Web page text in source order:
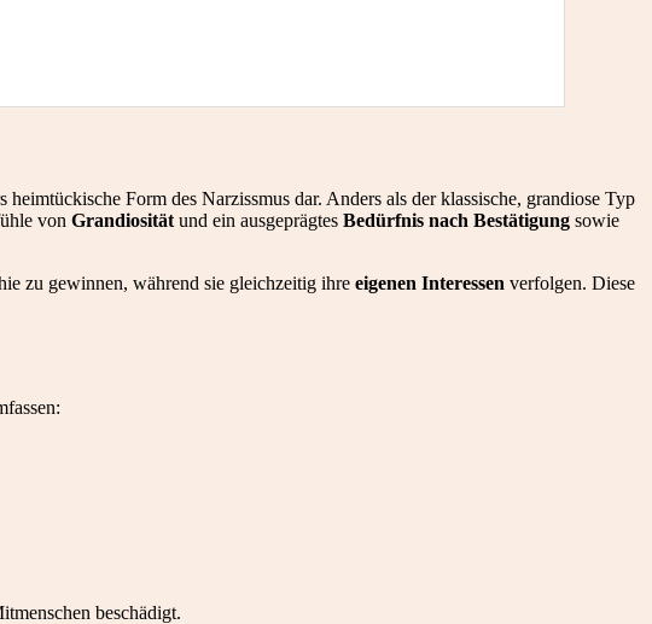
heimtückische Form des Narzissmus dar. Anders als der klassische, grandiose Typ
von Grandiosität und ein ausgeprägtes Bedürfnis nach Bestätigung sowie
zu gewinnen, während sie gleichzeitig ihre eigenen Interessen verfolgen. Diese
beschädigt.